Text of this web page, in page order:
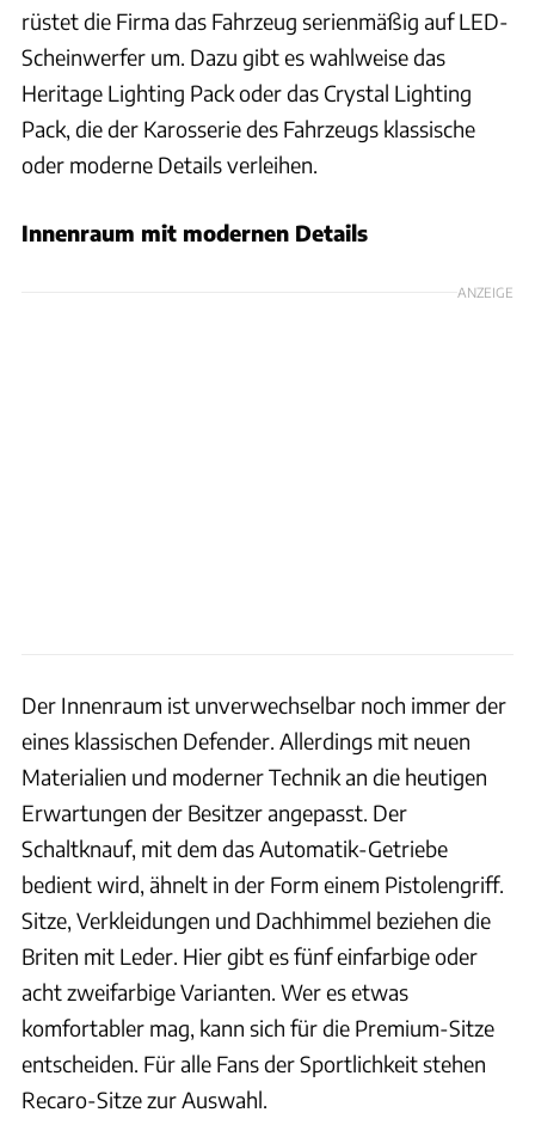
rüstet die Firma das Fahrzeug serienmäßig auf LED-
Scheinwerfer um. Dazu gibt es wahlweise das
Heritage Lighting Pack oder das Crystal Lighting
Pack, die der Karosserie des Fahrzeugs klassische
oder moderne Details verleihen.
Innenraum mit modernen Details
ANZEIGE
Der Innenraum ist unverwechselbar noch immer der
eines klassischen Defender. Allerdings mit neuen
Materialien und moderner Technik an die heutigen
Erwartungen der Besitzer angepasst. Der
Schaltknauf, mit dem das Automatik-Getriebe
bedient wird, ähnelt in der Form einem Pistolengriff.
Sitze, Verkleidungen und Dachhimmel beziehen die
Briten mit Leder. Hier gibt es fünf einfarbige oder
acht zweifarbige Varianten. Wer es etwas
komfortabler mag, kann sich für die Premium-Sitze
entscheiden. Für alle Fans der Sportlichkeit stehen
Recaro-Sitze zur Auswahl.